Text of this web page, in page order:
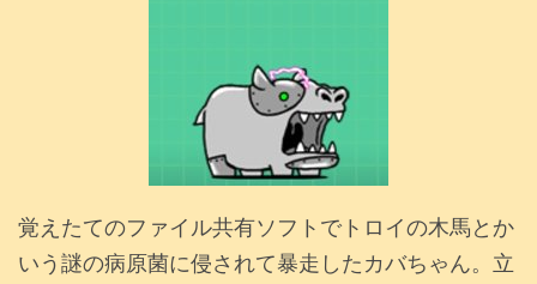
覚えたてのファイル共有ソフトでトロイの木馬とか
いう謎の病原菌に侵されて暴走したカバちゃん。立